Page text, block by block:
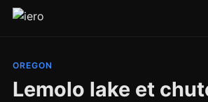
Congo
OREGON
Lemolo lake et